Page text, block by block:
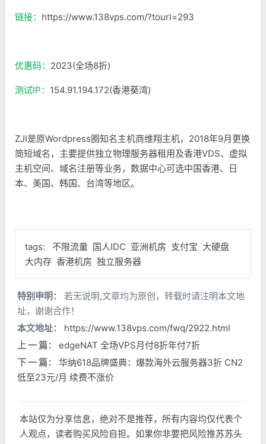
链接： https://www.138vps.com/?tourl=293
优惠码： 2023(全场8折)
测试IP： 154.91.194.172(香港葵湾)
ZJI是原Wordpress圈知名主机商维翔主机，2018年9月更换
简短域名，主要提供独立物理服务器租用及香港VDS、虚拟
主机空间、域名注册等业务，数据中心可选中国香港、日
本、美国、韩国、台湾等地区。
tags: 不限流量 国人IDC 亚洲机房 支付宝 大硬盘
大内存 香港机房 独立服务器
特别申明：
若无说明,文章均为原创，转载时请注明本文地
址，谢谢合作！
本文地址：
https://www.138vps.com/fwq/2922.html
上 一 篇：
edgeNAT 全场VPS月付8折年付7折
下 一 篇：
华纳618品牌盛典：爆款海外云服务器3折 CN2
低至23元/月 续费不涨价
本站仅为分享信息，绝对不是推荐，所有内容均仅代表个
人观点，读者购买风险自担。如果你非要把风险推苏苏头